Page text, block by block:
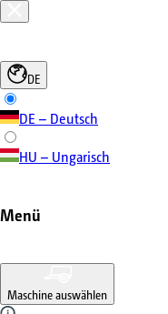
DE
DE – Deutsch
HU – Ungarisch
Menü
Maschine auswählen